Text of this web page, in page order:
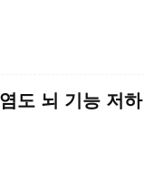
도 뇌 기능 저하